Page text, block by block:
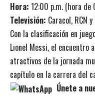
Hora: 12:00 p.m. (hora de
Televisión: Caracol, RCN
Con la clasificación en
Lionel Messi, el encuentro
atractivos de la jornada
capítulo en la carrera del
Únete a